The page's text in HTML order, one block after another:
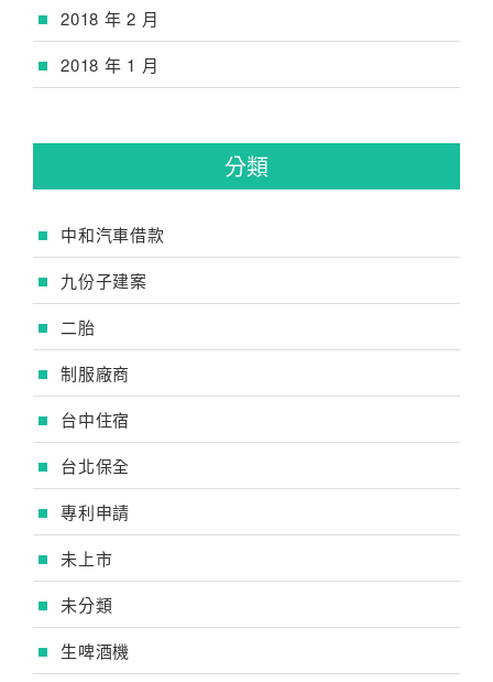
2018 年 2 月
2018 年 1 月
分類
中和汽車借款
九份子建案
二胎
制服廠商
台中住宿
台北保全
專利申請
未上市
未分類
生啤酒機